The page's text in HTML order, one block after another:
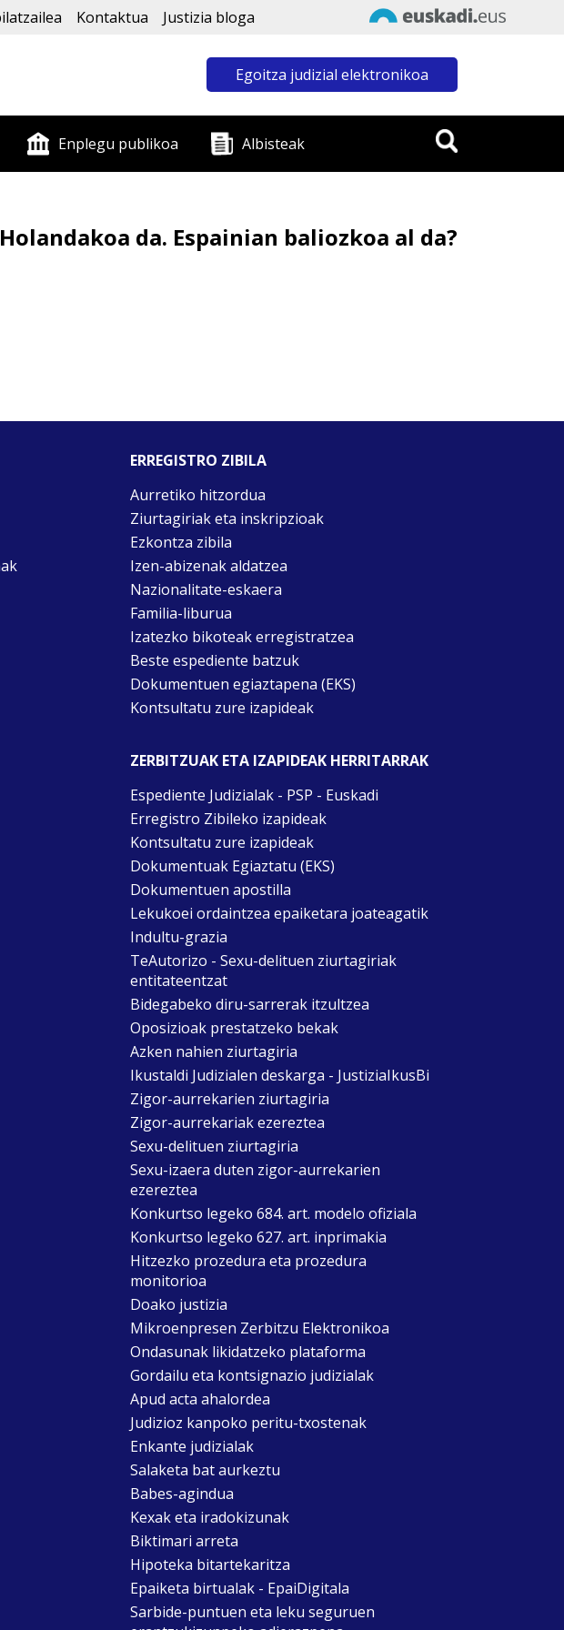
Kontaktua Justizia bloga
Egoitza judizial elektronikoa
Enplegu publikoa Albisteak
da. Espainian baliozkoa al da?
ERREGISTRO ZIBILA
Aurretiko hitzordua
Ziurtagiriak eta inskripzioak
Ezkontza zibila
Izen-abizenak aldatzea
Nazionalitate-eskaera
Familia-liburua
Izatezko bikoteak erregistratzea
Beste espediente batzuk
Dokumentuen egiaztapena (EKS)
Kontsultatu zure izapideak
ZERBITZUAK ETA IZAPIDEAK HERRITARRAK
Espediente Judizialak - PSP - Euskadi
Erregistro Zibileko izapideak
Kontsultatu zure izapideak
Dokumentuak Egiaztatu (EKS)
Dokumentuen apostilla
Lekukoei ordaintzea epaiketara joateagatik
Indultu-grazia
TeAutorizo - Sexu-delituen ziurtagiriak
entitateentzat
Bidegabeko diru-sarrerak itzultzea
Oposizioak prestatzeko bekak
Azken nahien ziurtagiria
Ikustaldi Judizialen deskarga - JustiziaIkusBi
Zigor-aurrekarien ziurtagiria
Zigor-aurrekariak ezereztea
Sexu-delituen ziurtagiria
Sexu-izaera duten zigor-aurrekarien
ezereztea
Konkurtso legeko 684. art. modelo ofiziala
Konkurtso legeko 627. art. inprimakia
Hitzezko prozedura eta prozedura
monitorioa
Doako justizia
Mikroenpresen Zerbitzu Elektronikoa
Ondasunak likidatzeko plataforma
Gordailu eta kontsignazio judizialak
Apud acta ahalordea
Judizioz kanpoko peritu-txostenak
Enkante judizialak
Salaketa bat aurkeztu
Babes-agindua
Kexak eta iradokizunak
Biktimari arreta
Hipoteka bitartekaritza
Epaiketa birtualak - EpaiDigitala
Sarbide-puntuen eta leku seguruen